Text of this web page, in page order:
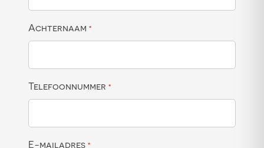
Achternaam *
Telefoonnummer *
E-mailadres *